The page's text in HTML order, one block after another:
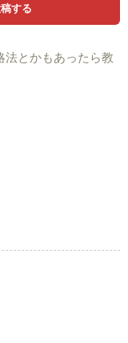
法とかもあったら教